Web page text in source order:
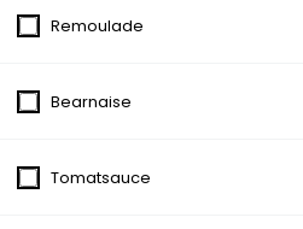
Kebab box
Pizza
Remoulade
Bearnaise
Tomatsauce